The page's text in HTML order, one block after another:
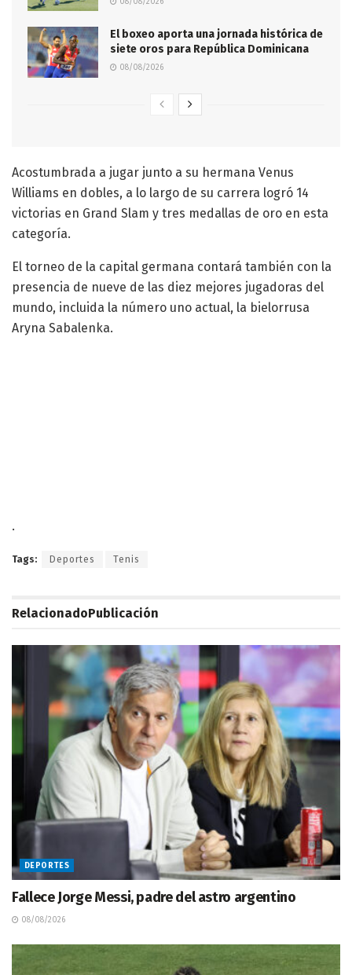
El boxeo aporta una jornada histórica de
siete oros para República Dominicana
08/08/2026
Acostumbrada a jugar junto a su hermana Venus
Williams en dobles, a lo largo de su carrera logró 14
victorias en Grand Slam y tres medallas de oro en esta
categoría.
El torneo de la capital germana contará también con la
presencia de nueve de las diez mejores jugadoras del
mundo, incluida la número uno actual, la bielorrusa
Aryna Sabalenka.
.
Tags: Deportes Tenis
RelacionadoPublicación
DEPORTES
Fallece Jorge Messi, padre del astro argentino
08/08/2026